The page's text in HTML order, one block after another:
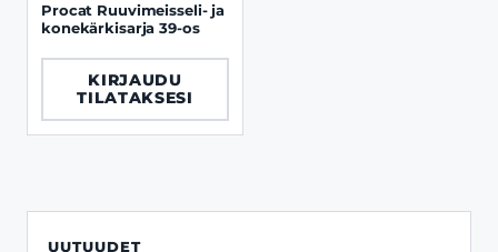
UUTUUDET
Procat Ruuvimeisseli- ja
konekärkisarja 39-os
KIRJAUDU
TILATAKSESI